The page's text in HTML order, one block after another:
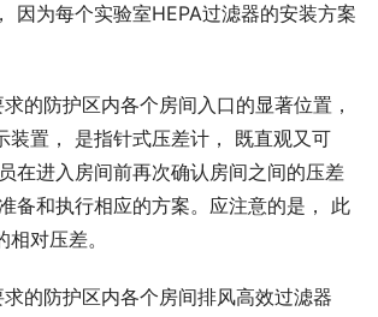
因为每个实验室HEPA过滤器的安装方案
的防护区内各个房间入口的显著位置，
装置， 是指针式压差计， 既直观又可
在进入房间前再次确认房间之间的压差
备和执行相应的方案。应注意的是， 此
对压差。
的防护区内各个房间排风高效过滤器